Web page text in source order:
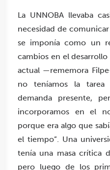
La UNNOBA llevaba
necesidad de
se imponía como un
cambios en el desarrollo
actual —rememora
no teníamos la
demanda presente,
incorporamos en el
porque era algo que
el tiempo”. Una
tenía una masa crítica
pero luego de los